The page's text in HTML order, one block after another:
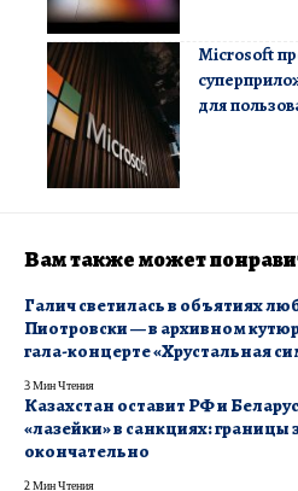
Microsoft
для
Вам также может
Галич светилась в объятиях
Пиотровски — в архивном
гала-концерте «Хрустальная
3 Мин Чтения
Казахстан оставит РФ и
«лазейки» в санкциях: границы
окончательно
2 Мин Чтения